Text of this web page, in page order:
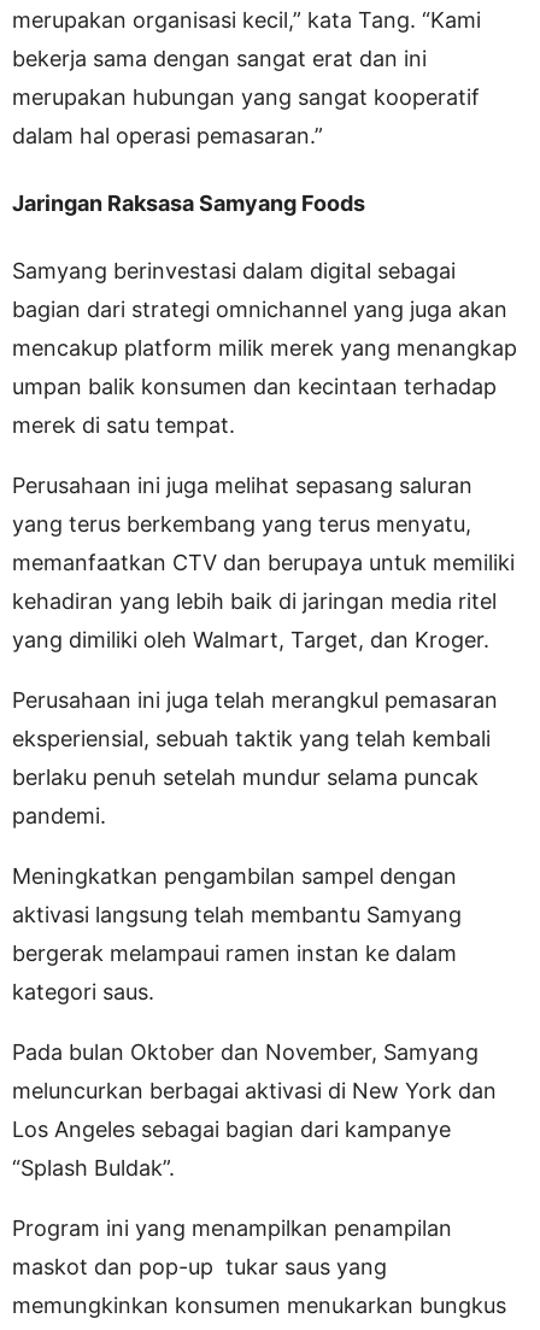
merupakan organisasi kecil,” kata Tang. “Kami
bekerja sama dengan sangat erat dan ini
merupakan hubungan yang sangat kooperatif
dalam hal operasi pemasaran.”
Jaringan Raksasa Samyang Foods
Samyang berinvestasi dalam digital sebagai
bagian dari strategi omnichannel yang juga akan
mencakup platform milik merek yang menangkap
umpan balik konsumen dan kecintaan terhadap
merek di satu tempat.
Perusahaan ini juga melihat sepasang saluran
yang terus berkembang yang terus menyatu,
memanfaatkan CTV dan berupaya untuk memiliki
kehadiran yang lebih baik di jaringan media ritel
yang dimiliki oleh Walmart, Target, dan Kroger.
Perusahaan ini juga telah merangkul pemasaran
eksperiensial, sebuah taktik yang telah kembali
berlaku penuh setelah mundur selama puncak
pandemi.
Meningkatkan pengambilan sampel dengan
aktivasi langsung telah membantu Samyang
bergerak melampaui ramen instan ke dalam
kategori saus.
Pada bulan Oktober dan November, Samyang
meluncurkan berbagai aktivasi di New York dan
Los Angeles sebagai bagian dari kampanye
“Splash Buldak”.
Program ini yang menampilkan penampilan
maskot dan pop-up tukar saus yang
memungkinkan konsumen menukarkan bungkus